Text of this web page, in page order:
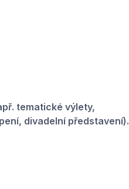
tematické výlety,
divadelní představení).